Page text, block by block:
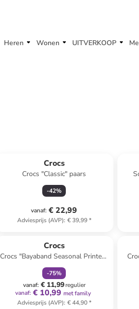
Heren Wonen UITVERKOOP
Crocs
Crocs "Classic" paars
-42%
vanaf: € 22,99
Adviesprijs (AVP): € 39,99*
Crocs
Crocs "Bayaband Seasonal Printed"
grijs/zwart/rood
-75%
vanaf: € 11,99regulier
vanaf: € 10,99 met family
Adviesprijs (AVP): € 44,90*